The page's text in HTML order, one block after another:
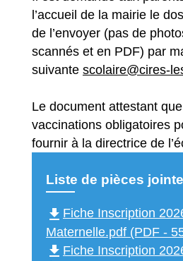
l’accueil de la mairie le
de l’envoyer (pas de
scannés et en PDF) par
suivante scolaire@cires-
Le document attestant
vaccinations obligatoires
fournir à la directrice de
Liste de pièces
file_download Fiche Inscription
Maternelle.pdf (PDF -
file_download Fiche Inscription